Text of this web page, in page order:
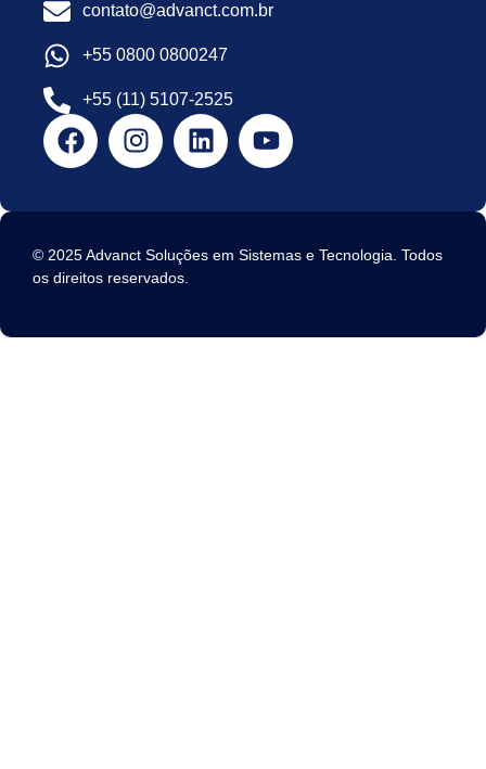
contato@advanct.com.br
+55 0800 0800247
+55 (11) 5107-2525
© 2025 Advanct Soluções em Sistemas e Tecnologia. Todos
os direitos reservados.